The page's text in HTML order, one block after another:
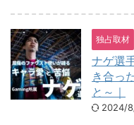
独占取材
ナゲ選
き合っ
と～｜
2024/